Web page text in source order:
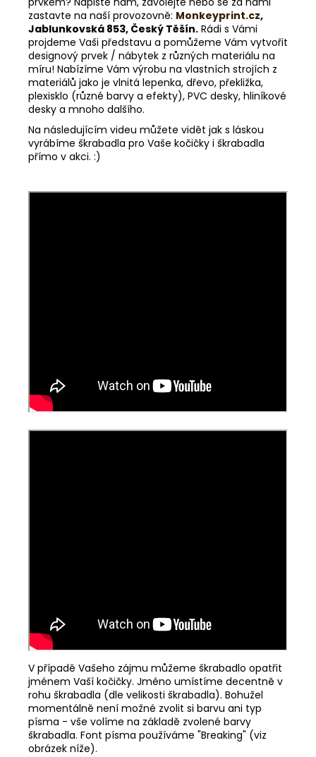
zastavte na naší provozovně: Monkeyprint.cz,
Jablunkovská 853, Český Těšín. Rádi s Vámi
projdeme Vaši představu a pomůžeme Vám vytvořit
designový prvek / nábytek z různých materiálu na
míru! Nabízíme Vám výrobu na vlastních strojích z
materiálů jako je vlnitá lepenka, dřevo, překližka,
plexisklo (různé barvy a efekty), PVC desky, hliníkové
desky a mnoho dalšího.
Na následujícím videu můžete vidět jak s láskou
vyrábíme škrabadla pro Vaše kočičky i škrabadla
přímo v akci. :)
V případě Vašeho zájmu můžeme škrabadlo opatřit
jménem Vaší kočičky. Jméno umístíme decentně v
rohu škrabadla (dle velikosti škrabadla). Bohužel
momentálně není možné zvolit si barvu ani typ
písma - vše volíme na základě zvolené barvy
škrabadla. Font písma používáme "Breaking" (viz
obrázek níže).